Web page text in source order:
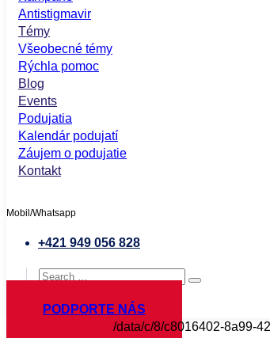
Antistigmavir
Témy
Všeobecné témy
Rýchla pomoc
Blog
Events
Podujatia
Kalendár podujatí
Záujem o podujatie
Kontakt
Mobil/Whatsapp
+421 949 056 828
PODPORTE NÁS
/data/c/8/c8016402-8a99-